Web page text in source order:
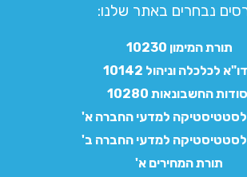
נבחרים באתר שלנו:​
תורת המימון 10230
לכלכלה וניהול 10142
החשבונאות 10280
למדעי החברה א'
למדעי החברה ב'
תורת המחירים א'